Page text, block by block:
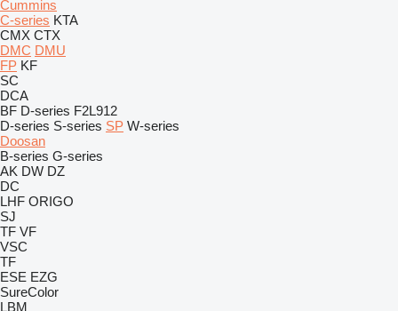
Cummins
C-series KTA
CMX CTX
DMC DMU
FP KF
SC
DCA
BF D-series F2L912
D-series S-series SP W-series
Doosan
B-series G-series
AK DW DZ
DC
LHF ORIGO
SJ
TF VF
VSC
TF
ESE EZG
SureColor
LBM